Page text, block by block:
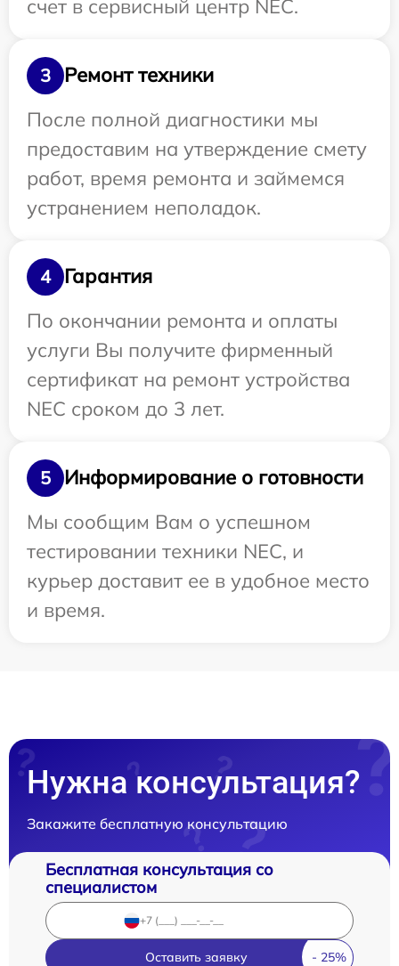
счет в сервисный центр NEC.
3
Ремонт техники
После полной диагностики мы
предоставим на утверждение смету
работ, время ремонта и займемся
устранением неполадок.
4
Гарантия
По окончании ремонта и оплаты
услуги Вы получите фирменный
сертификат на ремонт устройства
NEC сроком до 3 лет.
5
Информирование о готовности
Мы сообщим Вам о успешном
тестировании техники NEC, и
курьер доставит ее в удобное место
и время.
Нужна консультация?
Закажите бесплатную консультацию
Бесплатная консультация со
специалистом
Оставить заявку